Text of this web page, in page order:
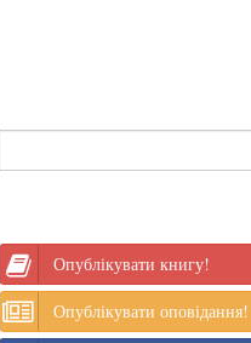
Опублікувати книгу!
Опублікувати оповідання!